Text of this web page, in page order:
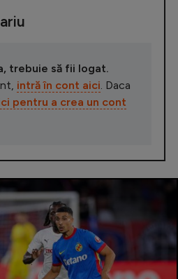
trebuie să fii logat.
intră în cont aici . Daca
pentru a crea un cont